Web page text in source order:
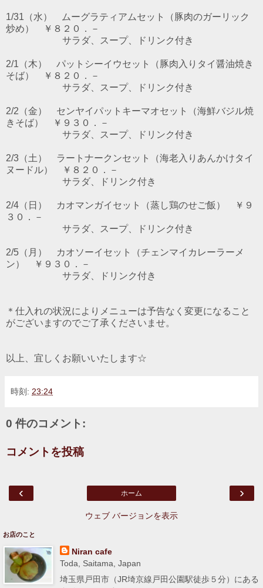
1/31（水） ムーグラティアムセット（豚肉のガーリック
炒め） ￥８２０．－
サラダ、スープ、ドリンク付き
2/1（木） パットシーイウセット（豚肉入りタイ醤油焼き
そば） ￥８２０．－
サラダ、スープ、ドリンク付き
2/2（金） センヤイパットキーマオセット（海鮮バジル焼
きそば） ￥９３０．－
サラダ、スープ、ドリンク付き
2/3（土） ラートナークンセット（海老入りあんかけタイ
ヌードル） ￥８２０．－
サラダ、ドリンク付き
2/4（日） カオマンガイセット（蒸し鶏のせご飯） ￥９
３０．－
サラダ、スープ、ドリンク付き
2/5（月） カオソーイセット（チェンマイカレーラーメ
ン） ￥９３０．－
サラダ、ドリンク付き
＊仕入れの状況によりメニューは予告なく変更になること
がございますのでご了承くださいませ。
以上、宜しくお願いいたします☆
時刻: 23:24
0 件のコメント:
コメントを投稿
‹ ›
ホーム
ウェブ バージョンを表示
お店のこと
Niran cafe
Toda, Saitama, Japan
埼玉県戸田市（JR埼京線戸田公園駅徒歩５分）にある